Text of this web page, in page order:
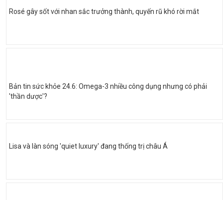
Rosé gây sốt với nhan sắc trưởng thành, quyến rũ khó rời mắt
Bản tin sức khỏe 24.6: Omega-3 nhiều công dụng nhưng có phải
'thần dược'?
Lisa và làn sóng 'quiet luxury' đang thống trị châu Á